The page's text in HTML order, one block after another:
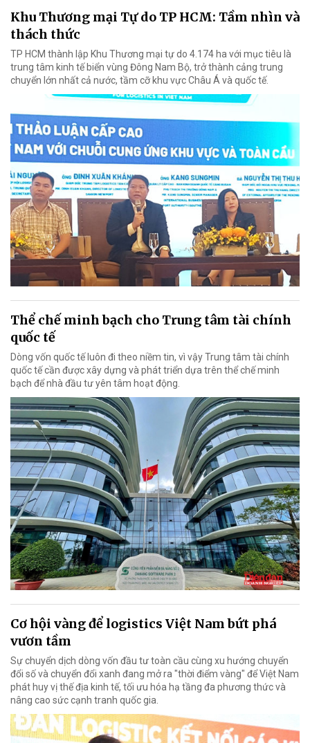
Khu Thương mại Tự do TP HCM: Tầm nhìn và
thách thức
TP HCM thành lập Khu Thương mại tự do 4.174 ha với mục tiêu là
trung tâm kinh tế biển vùng Đông Nam Bộ, trở thành cảng trung
chuyển lớn nhất cả nước, tầm cỡ khu vực Châu Á và quốc tế.
Thể chế minh bạch cho Trung tâm tài chính
quốc tế
Dòng vốn quốc tế luôn đi theo niềm tin, vì vậy Trung tâm tài chính
quốc tế cần được xây dựng và phát triển dựa trên thể chế minh
bạch để nhà đầu tư yên tâm hoạt động.
Cơ hội vàng để logistics Việt Nam bứt phá
vươn tầm
Sự chuyển dịch dòng vốn đầu tư toàn cầu cùng xu hướng chuyển
đổi số và chuyển đổi xanh đang mở ra "thời điểm vàng" để Việt Nam
phát huy vị thế địa kinh tế, tối ưu hóa hạ tầng đa phương thức và
nâng cao sức cạnh tranh quốc gia.